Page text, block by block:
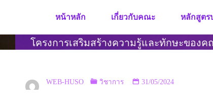
content
หน้าหลัก เกี่ยวกับคณะ หลักสูต
โครงการเสริมสร้างความรู้และทักษะของ
WEB-HUSO วิชาการ 31/05/2024